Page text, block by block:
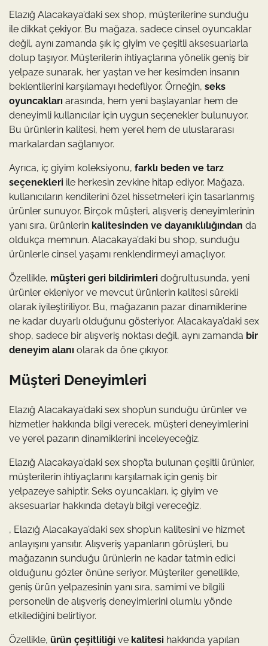
Elazığ Alacakaya’daki sex shop, müşterilerine sunduğu
ile dikkat çekiyor. Bu mağaza, sadece cinsel oyuncaklar
değil, aynı zamanda şık iç giyim ve çeşitli aksesuarlarla
dolup taşıyor. Müşterilerin ihtiyaçlarına yönelik geniş bir
yelpaze sunarak, her yaştan ve her kesimden insanın
beklentilerini karşılamayı hedefliyor. Örneğin, seks
oyuncakları arasında, hem yeni başlayanlar hem de
deneyimli kullanıcılar için uygun seçenekler bulunuyor.
Bu ürünlerin kalitesi, hem yerel hem de uluslararası
markalardan sağlanıyor.
Ayrıca, iç giyim koleksiyonu, farklı beden ve tarz
seçenekleri ile herkesin zevkine hitap ediyor. Mağaza,
kullanıcıların kendilerini özel hissetmeleri için tasarlanmış
ürünler sunuyor. Birçok müşteri, alışveriş deneyimlerinin
yanı sıra, ürünlerin kalitesinden ve dayanıklılığından da
oldukça memnun. Alacakaya’daki bu shop, sunduğu
ürünlerle cinsel yaşamı renklendirmeyi amaçlıyor.
Özellikle, müşteri geri bildirimleri doğrultusunda, yeni
ürünler ekleniyor ve mevcut ürünlerin kalitesi sürekli
olarak iyileştiriliyor. Bu, mağazanın pazar dinamiklerine
ne kadar duyarlı olduğunu gösteriyor. Alacakaya’daki sex
shop, sadece bir alışveriş noktası değil, aynı zamanda bir
deneyim alanı olarak da öne çıkıyor.
Müşteri Deneyimleri
Elazığ Alacakaya’daki sex shop’un sunduğu ürünler ve
hizmetler hakkında bilgi verecek, müşteri deneyimlerini
ve yerel pazarın dinamiklerini inceleyeceğiz.
Elazığ Alacakaya’daki sex shop’ta bulunan çeşitli ürünler,
müşterilerin ihtiyaçlarını karşılamak için geniş bir
yelpazeye sahiptir. Seks oyuncakları, iç giyim ve
aksesuarlar hakkında detaylı bilgi vereceğiz.
, Elazığ Alacakaya’daki sex shop’un kalitesini ve hizmet
anlayışını yansıtır. Alışveriş yapanların görüşleri, bu
mağazanın sunduğu ürünlerin ne kadar tatmin edici
olduğunu gözler önüne seriyor. Müşteriler genellikle,
geniş ürün yelpazesinin yanı sıra, samimi ve bilgili
personelin de alışveriş deneyimlerini olumlu yönde
etkilediğini belirtiyor.
Özellikle, ürün çeşitliliği ve kalitesi hakkında yapılan